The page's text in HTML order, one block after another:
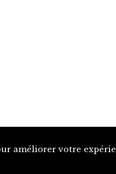
améliorer votre